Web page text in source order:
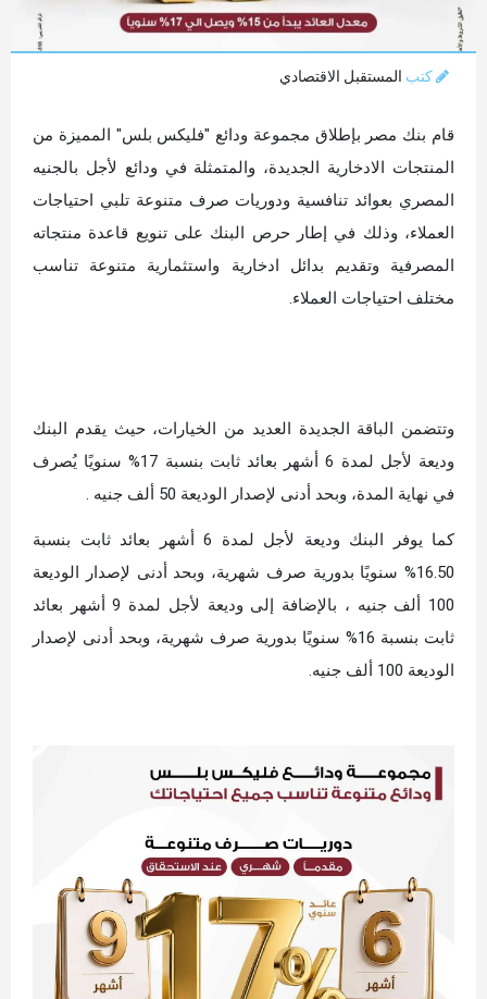
كتب المستقبل الاقتصادي
قام بنك مصر بإطلاق مجموعة ودائع "فليكس بلس" المميزة من
المنتجات الادخارية الجديدة، والمتمثلة في ودائع لأجل بالجنيه
المصري بعوائد تنافسية ودوريات صرف متنوعة تلبي احتياجات
العملاء، وذلك في إطار حرص البنك على تنويع قاعدة منتجاته
المصرفية وتقديم بدائل ادخارية واستثمارية متنوعة تناسب
مختلف احتياجات العملاء.
وتتضمن الباقة الجديدة العديد من الخيارات، حيث يقدم البنك
وديعة لأجل لمدة 6 أشهر بعائد ثابت بنسبة 17% سنويًا يُصرف
في نهاية المدة، وبحد أدنى لإصدار الوديعة 50 ألف جنيه .
كما يوفر البنك وديعة لأجل لمدة 6 أشهر بعائد ثابت بنسبة
16.50% سنويًا بدورية صرف شهرية، وبحد أدنى لإصدار الوديعة
100 ألف جنيه ، بالإضافة إلى وديعة لأجل لمدة 9 أشهر بعائد
ثابت بنسبة 16% سنويًا بدورية صرف شهرية، وبحد أدنى لإصدار
الوديعة 100 ألف جنيه.